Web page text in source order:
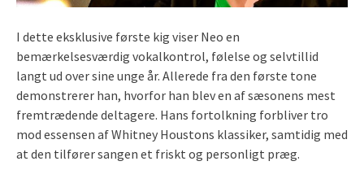
I dette eksklusive første kig viser Neo en
bemærkelsesværdig vokalkontrol, følelse og selvtillid
langt ud over sine unge år. Allerede fra den første tone
demonstrerer han, hvorfor han blev en af sæsonens mest
fremtrædende deltagere. Hans fortolkning forbliver tro
mod essensen af Whitney Houstons klassiker, samtidig med
at den tilfører sangen et friskt og personligt præg.